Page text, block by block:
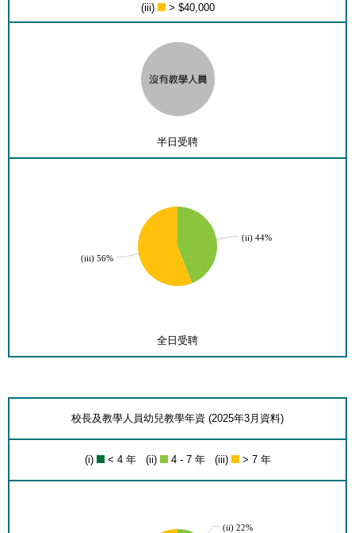
(iii)
> $40,000
半日受聘
(ii) 44%
(iii) 56%
全日受聘
校長及教學人員幼兒教學年資 (2025年3月資料)
(i) < 4 年 (ii) 4 - 7 年 (iii) > 7 年
(ii) 22%